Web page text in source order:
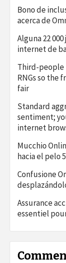
Bono de
acerca de
Alguna 22
internet de
Third-people
RNGs so the
fair
Standard
sentiment;
internet
Mucchio
hacia el pelo
Confusione
Assurance
essentiel